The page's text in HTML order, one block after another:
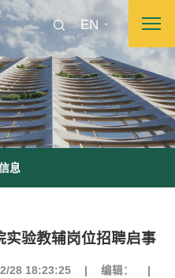
EN
息
实验教辅岗位招聘启事
28 18:23:25 编辑：